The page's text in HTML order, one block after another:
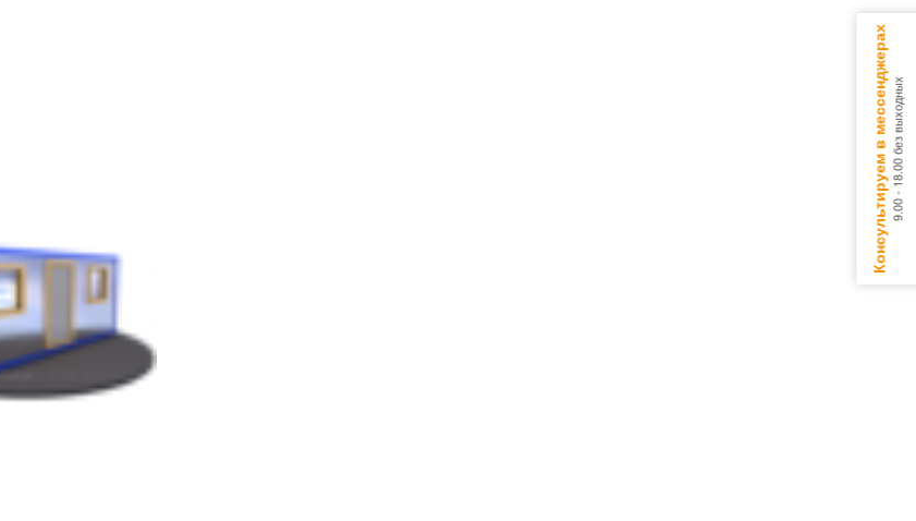
Консультируем в мессенджерах9.00 - 18.00 без выходных